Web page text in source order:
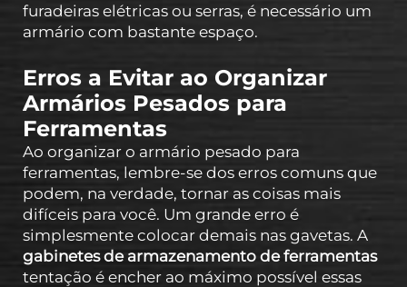
furadeiras elétricas ou serras, é necessário um
armário com bastante espaço.
Erros a Evitar ao Organizar
Armários Pesados para
Ferramentas
Ao organizar o armário pesado para
ferramentas, lembre-se dos erros comuns que
podem, na verdade, tornar as coisas mais
difíceis para você. Um grande erro é
simplesmente colocar demais nas gavetas. A
gabinetes de armazenamento de ferramentas
tentação é encher ao máximo possível essas